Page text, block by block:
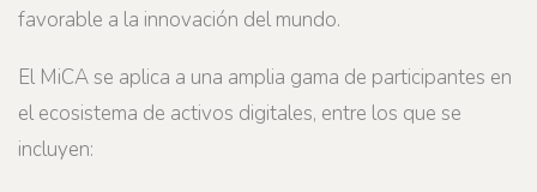
favorable a la innovación del mundo.
El MiCA se aplica a una amplia gama de participantes en
el ecosistema de activos digitales, entre los que se
incluyen: